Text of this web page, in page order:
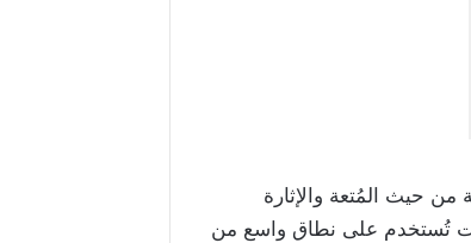
من حيث المُتعة والإثارة
تُستخدم على نطاق واسع من